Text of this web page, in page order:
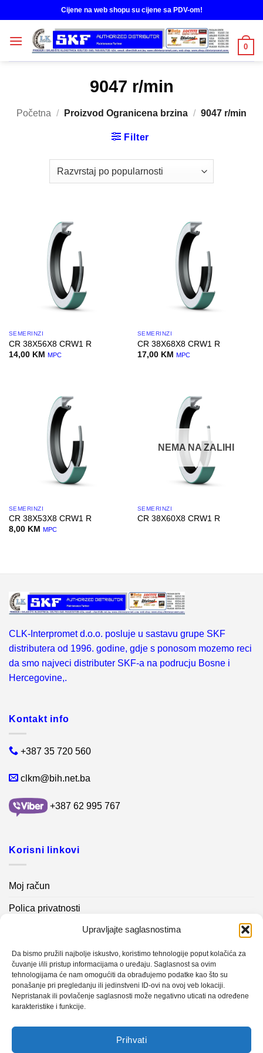
Upravljajte saglasnostima
Da bismo pružili najbolje iskustvo, koristimo tehnologije poput kolačića za
čuvanje i/ili pristup informacijama o uređaju. Saglasnost sa ovim
tehnologijama će nam omogućiti da obrađujemo podatke kao što su
ponašanje pri pregledanju ili jedinstveni ID-ovi na ovoj veb lokaciji.
Nepristanak ili povlačenje saglasnosti može negativno uticati na određene
karakteristike i funkcije.
Prihvati
to
content
Cijene na web shopu su cijene sa PDV-om!
0
9047 r/min
Početna / Proizvod Ogranicena brzina / 9047 r/min
Filter
SEMERINZI
CR 38X56X8 CRW1 R
14,00 KM MPC
SEMERINZI
CR 38X68X8 CRW1 R
17,00 KM MPC
SEMERINZI
CR 38X53X8 CRW1 R
8,00 KM MPC
NEMA NA ZALIHI
SEMERINZI
CR 38X60X8 CRW1 R
CLK-Interpromet d.o.o. posluje u sastavu grupe SKF
distributera od 1996. godine, gdje s ponosom mozemo reci
da smo najveci distributer SKF-a na podrucju Bosne i
Hercegovine,.
Kontakt info
+387 35 720 560
clkm@bih.net.ba
+387 62 995 767
Korisni linkovi
Moj račun
Polica privatnosti
Kontakt info
Novosti
Sistem mjerenja vibracija – papir mašina 4